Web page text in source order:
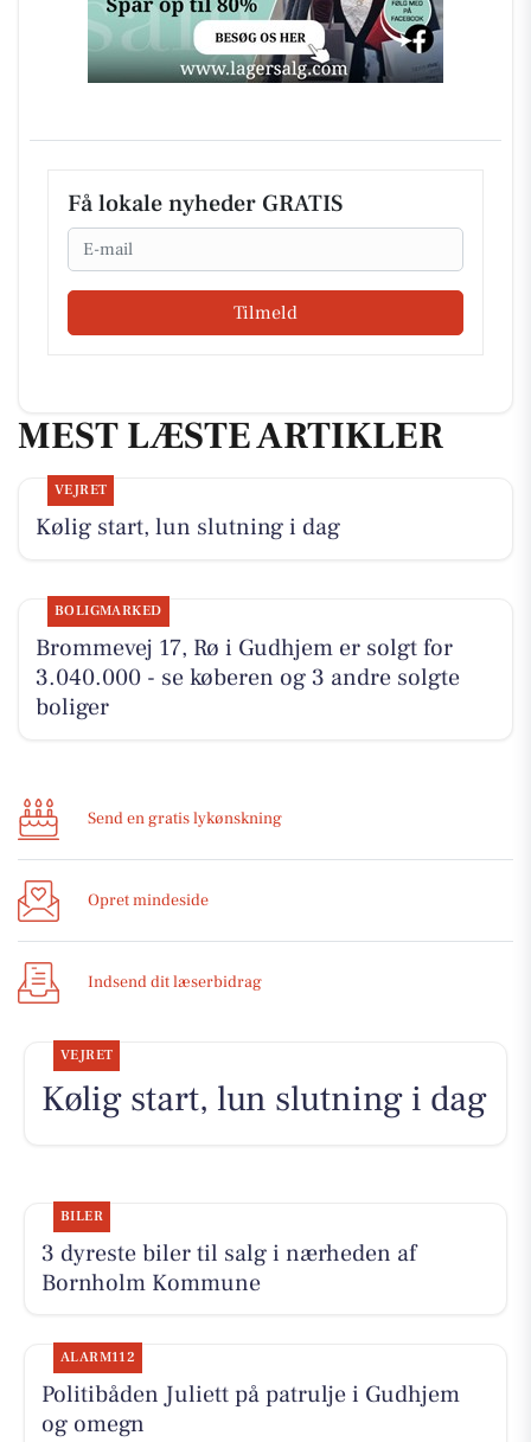
Få lokale nyheder GRATIS
Email
Tilmeld
MEST LÆSTE ARTIKLER
VEJRET
Kølig start, lun slutning i dag
BOLIGMARKED
Brommevej 17, Rø i Gudhjem er solgt for
3.040.000 - se køberen og 3 andre solgte
boliger
Send en gratis lykønskning
Opret mindeside
Indsend dit læserbidrag
VEJRET
Kølig start, lun slutning i dag
BILER
3 dyreste biler til salg i nærheden af
Bornholm Kommune
ALARM112
Politibåden Juliett på patrulje i Gudhjem
og omegn